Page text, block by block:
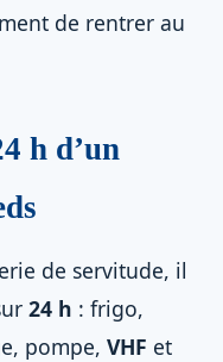
de rentrer au
h d’un
de servitude, il
24 h : frigo,
pompe, VHF et